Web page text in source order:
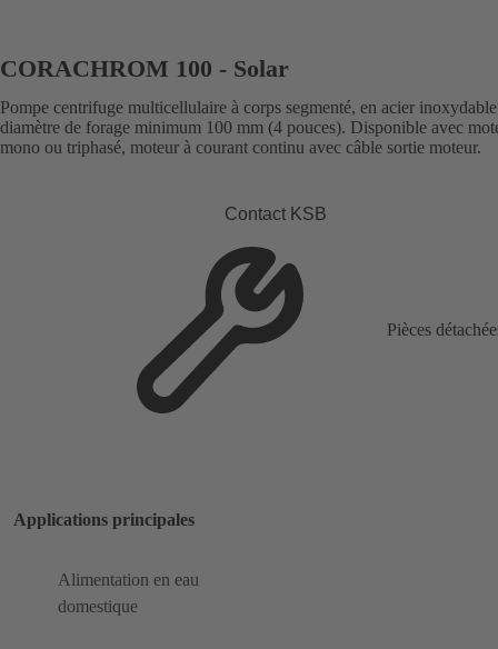
CORACHROM 100 - Solar
Pompe centrifuge multicellulaire à corps segmenté, en acier
diamètre de forage minimum 100 mm (4 pouces). Disponible avec
mono ou triphasé, moteur à courant continu avec câble sortie moteur.
Contact KSB
Pièces
Applications principales
Alimentation en eau
domestique